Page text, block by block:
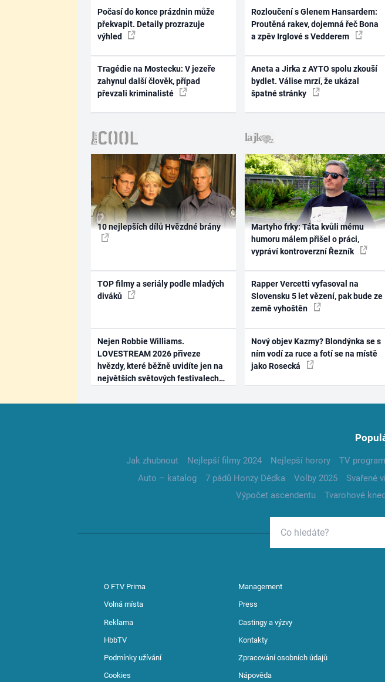
Počasí do konce prázdnin může
překvapit. Detaily prozrazuje
výhled
Tragédie na Mostecku: V jezeře
zahynul další člověk, případ
převzali kriminalisté
Rozloučení s Glenem Hansardem:
Proutěná rakev, dojemná řeč Bona
a zpěv Irglové s Vedderem
Aneta a Jirka z AYTO spolu zkouší
bydlet. Válise mrzí, že ukázal
špatné stránky
10 nejlepších dílů Hvězdné brány
TOP filmy a seriály podle mladých
diváků
Nejen Robbie Williams.
LOVESTREAM 2026 přiveze
hvězdy, které běžně uvidíte jen na
největších světových festivalech
Martyho frky: Táta kvůli mému
humoru málem přišel o práci,
vypráví kontroverzní Řezník
Rapper Vercetti vyfasoval na
Slovensku 5 let vězení, pak bude ze
země vyhoštěn
Nový objev Kazmy? Blondýnka se s
ním vodí za ruce a fotí se na místě
jako Rosecká
Jak zhubnout Nejlepší filmy 2024 Nejlepší horory TV program
Auto – katalog
7 pádů Honzy Dědka Volby 2025 Svařené
Výpočet ascendentu
Tvarohové
O FTV Prima Management
Volná místa Press
Reklama Castingy a výzvy
HbbTV Kontakty
Podmínky užívání Zpracování osobních údajů
Cookies Nápověda